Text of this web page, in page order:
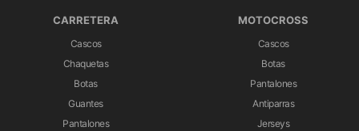
CARRETERA
Cascos
Chaquetas
Botas
Guantes
Pantalones
MOTOCROSS
Cascos
Botas
Pantalones
Antiparras
Jerseys